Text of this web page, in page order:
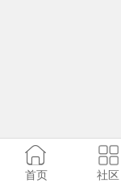
首页 社区